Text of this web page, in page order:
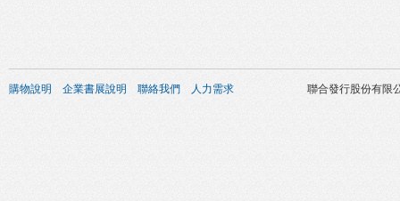
購物說明 企業書展說明 聯絡我們 人力需求 聯合發行股份有限